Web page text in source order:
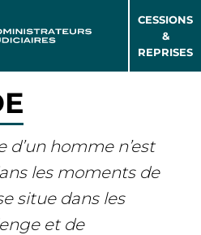
CESSIONS
&
REPRISES
d’un homme n’est
les moments de
situe dans les
et de